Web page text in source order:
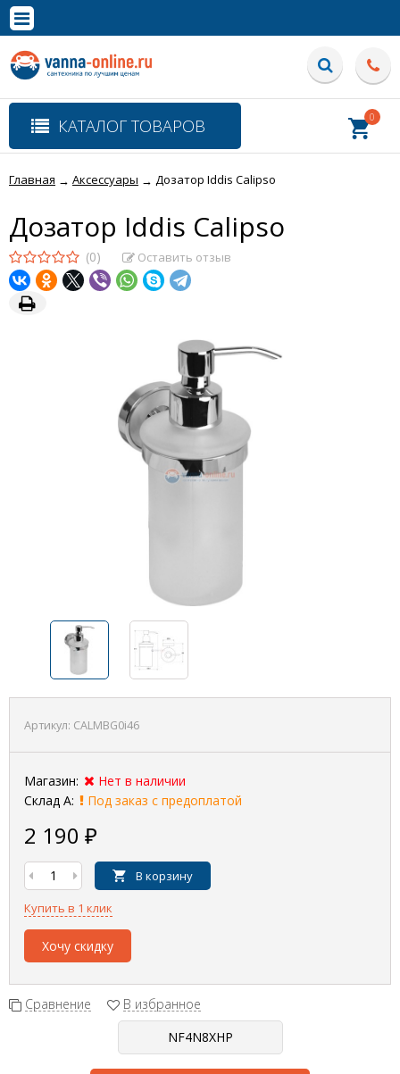
Полная версия сайта
КАТАЛОГ ТОВАРОВ 0
Главная → Аксессуары → Дозатор Iddis Calipso
Дозатор Iddis Calipso
(0) Оставить отзыв
Артикул: CALMBG0i46
Магазин:
Нет в наличии
Склад А:
Под заказ с предоплатой
2 190 ₽
В корзину
Купить в 1 клик
Хочу скидку
Сравнение В избранное